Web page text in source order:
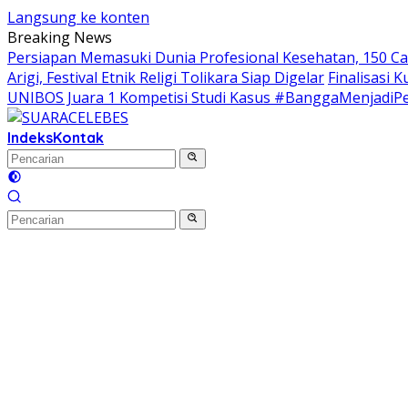
Langsung ke konten
Breaking News
Persiapan Memasuki Dunia Profesional Kesehatan, 150
Arigi, Festival Etnik Religi Tolikara Siap Digelar Finalisasi
UNIBOS Juara 1 Kompetisi Studi Kasus
IndeksKontak